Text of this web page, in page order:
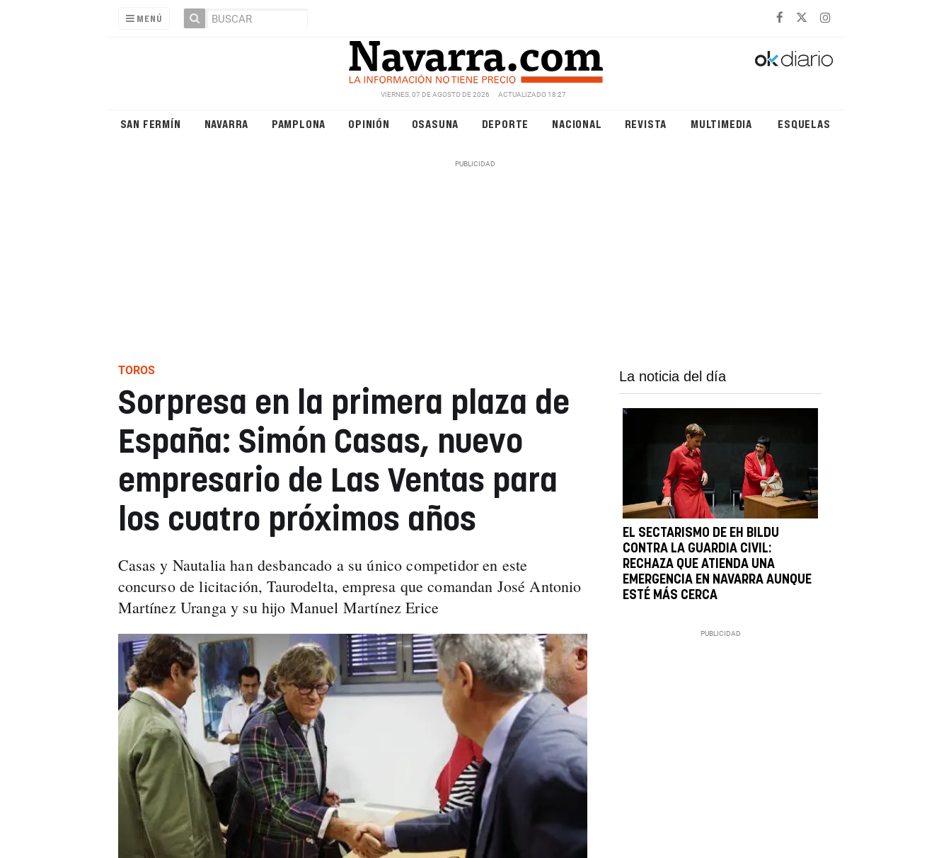
MENÚ
VIERNES, 07 DE AGOSTO DE 2026 ACTUALIZADO 18:27
SAN FERMÍN NAVARRA PAMPLONA OPINIÓN OSASUNA DEPORTE NACIONAL REVISTA MULTIMEDIA ESQUELAS
TOROS
Sorpresa en la primera plaza de
España: Simón Casas, nuevo
empresario de Las Ventas para
los cuatro próximos años
Casas y Nautalia han desbancado a su único competidor en este
concurso de licitación, Taurodelta, empresa que comandan José Antonio
Martínez Uranga y su hijo Manuel Martínez Erice
La noticia del día
EL SECTARISMO DE EH BILDU
CONTRA LA GUARDIA CIVIL:
RECHAZA QUE ATIENDA UNA
EMERGENCIA EN NAVARRA AUNQUE
ESTÉ MÁS CERCA